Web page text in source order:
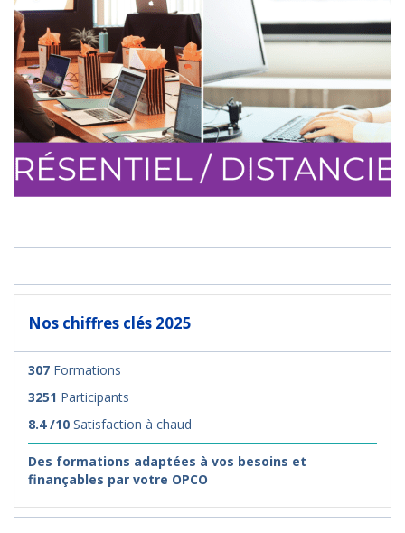
Nos chiffres clés 2025
307 Formations
3251 Participants
8.4 /10 Satisfaction à chaud
Des formations adaptées à vos besoins et
finançables par votre OPCO